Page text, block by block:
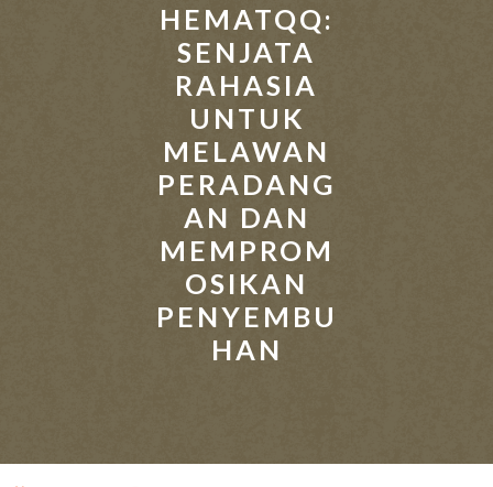
HEMATQQ:
SENJATA
RAHASIA
UNTUK
MELAWAN
PERADANG
AN DAN
MEMPROM
OSIKAN
PENYEMBU
HAN